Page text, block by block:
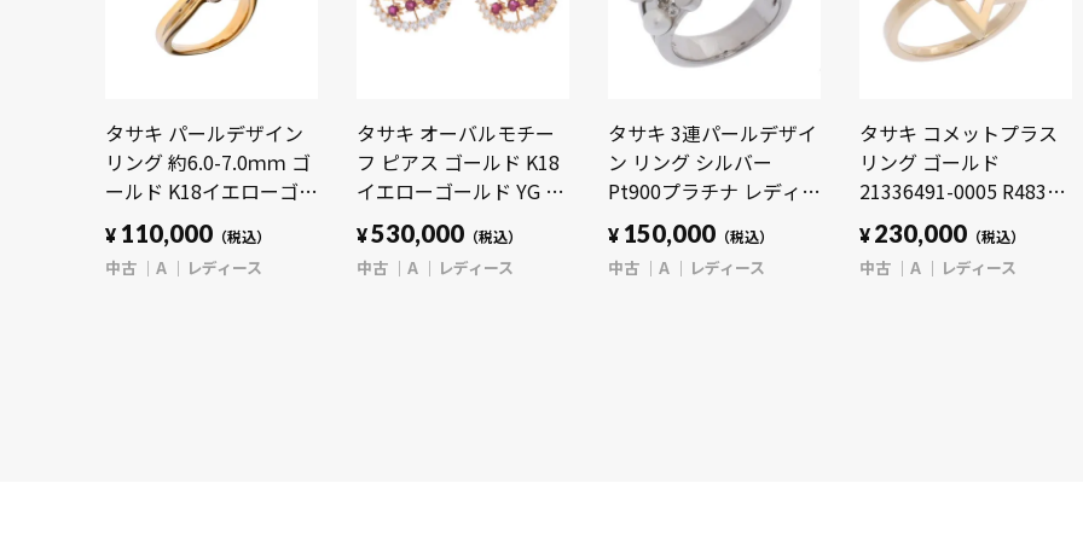
タサキ パールデザイン
リング 約6.0-7.0ｍｍ ゴ
ールド K18イエローゴー
ルド YG/パール レディ
ース ジュエリー 【中
古】【jewelry】
¥ 110,000 （税込）
中古 A レディース
タサキ オーバルモチー
フ ピアス ゴールド K18
イエローゴールド YG レ
ディース ジュエリー
【中古】【jewelry】
¥530,000 （税込）
中古 A レディース
タサキ 3連パールデザイ
ン リング シルバー
Pt900プラチナ レディー
ス ジュエリー 【中古】
【jewelry】
¥ 150,000 （税込）
中古 A レディース
タサキ コメットプラス
リング ゴールド
21336491-0005 R4831
K18イエローゴールド
YG レディース ジュエリ
ー 【中古】【jewelry】
¥ 230,000 （税込）
中古 A レディース